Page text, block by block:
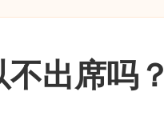
出席吗？